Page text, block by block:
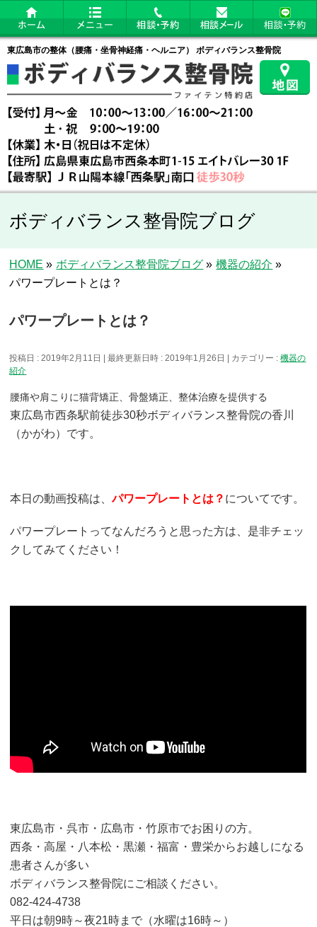
東広島市の整体（腰痛・坐骨神経痛・ヘルニア） ボディバランス整骨院
ボディバランス整骨院ブログ
HOME » ボディバランス整骨院ブログ » 機器の紹介 »
パワープレートとは？
パワープレートとは？
投稿日 : 2019年2月11日 最終更新日時 : 2019年1月26日 カテゴリー :機器の
紹介
腰痛や肩こりに猫背矯正、骨盤矯正、整体治療を提供する
東広島市西条駅前徒歩30秒ボディバランス整骨院の香川
（かがわ）です。
本日の動画投稿は、パワープレートとは？ についてです。
パワープレートってなんだろうと思った方は、是非チェッ
クしてみてください！
東広島市・呉市・広島市・竹原市でお困りの方。
西条・高屋・八本松・黒瀬・福富・豊栄からお越しになる
患者さんが多い
ボディバランス整骨院にご相談ください。
082-424-4738
平日は朝9時～夜21時まで（水曜は16時～）